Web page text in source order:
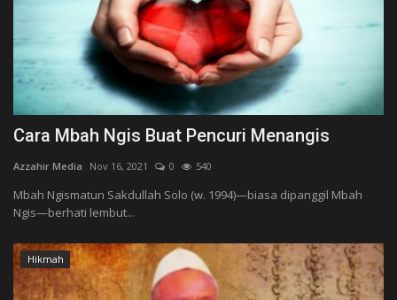
Cara Mbah Ngis Buat Pencuri Menangis
Azzahir Media Nov 16, 2021 0 540
Mbah Ngismatun Sakdullah Solo (w. 1994)—biasa dipanggil Mbah
Ngis—berhati lembut...
Hikmah